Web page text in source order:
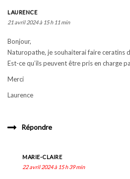
LAURENCE
21 avril 2024 à 15 h 11 min
Bonjour,
Naturopathe, je souhaiterai faire ceratins
Est-ce qu’ils peuvent être pris en charge
Merci
Laurence
Répondre
MARIE-CLAIRE
22 avril 2024 à 15 h 39 min